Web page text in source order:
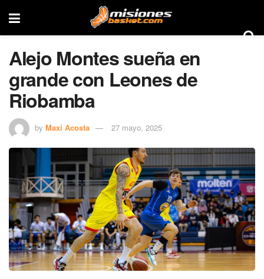
Alejo Montes sueña en
grande con Leones de
Riobamba
by Maxi Acosta 27 mayo, 2025